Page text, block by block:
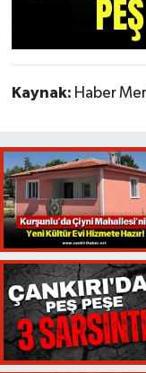
Kaynak: Haber